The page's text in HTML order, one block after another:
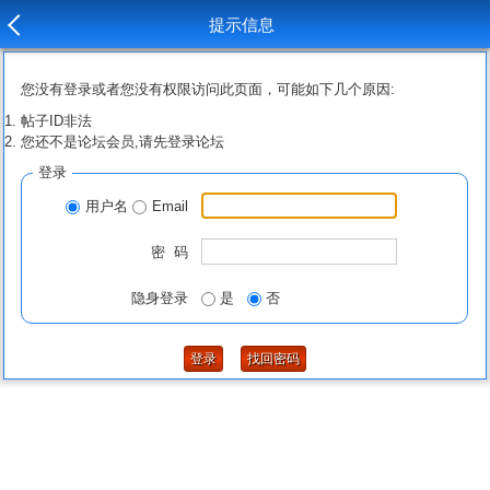
提示信息
您没有登录或者您没有权限访问此页面，可能如下几个原因:
帖子ID非法
您还不是论坛会员,请先登录论坛
登录
用户名 Email
密 码
隐身登录 是 否